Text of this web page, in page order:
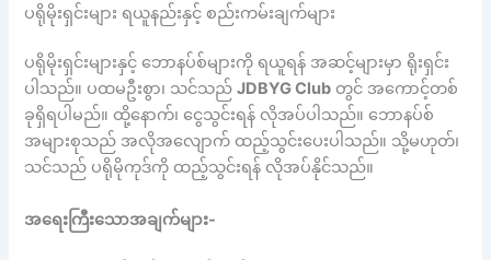
ပရိုမိုးရှင်းများ ရယူနည်းနှင့် စည်းကမ်းချက်များ
ပရိုမိုးရှင်းများနှင့် ဘောနပ်စ်များကို ရယူရန် အဆင့်များမှာ ရိုးရှင်း
ပါသည်။ ပထမဦးစွာ၊ သင်သည်JDBYG Club တွင် အကောင့်တစ်
ခုရှိရပါမည်။ ထို့နောက်၊ ငွေသွင်းရန် လိုအပ်ပါသည်။ ဘောနပ်စ်
အများစုသည် အလိုအလျောက် ထည့်သွင်းပေးပါသည်။ သို့မဟုတ်၊
သင်သည် ပရိုမိုကုဒ်ကို ထည့်သွင်းရန် လိုအပ်နိုင်သည်။
အရေးကြီးသောအချက်များ-